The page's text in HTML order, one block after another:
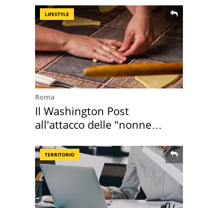
LIFESTYLE
Roma
Il Washington Post
all'attacco delle "nonne
TERRITORIO